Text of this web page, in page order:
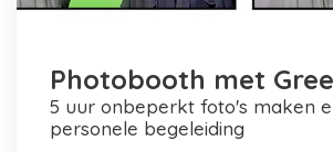
Photobooth met
5 uur onbeperkt foto's maken en printen +
personele begeleiding